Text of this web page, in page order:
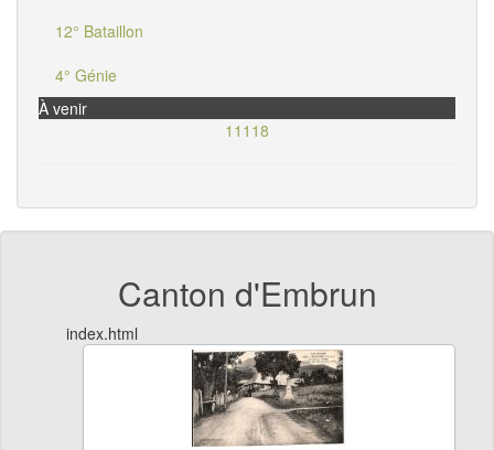
12° Bataillon
4° Génie
À venir
11118
Canton d'Embrun
index.html